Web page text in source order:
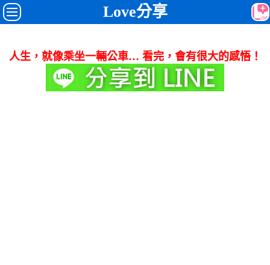
Love分享
人生，就像乘坐一輛公車… 看完，會有很大的感悟！